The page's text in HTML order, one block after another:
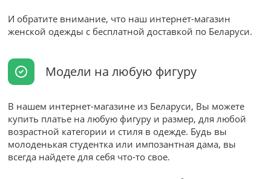
И обратите внимание, что наш интернет-магазин
женской одежды с бесплатной доставкой по Беларуси.
Модели на любую фигуру
В нашем интернет-магазине из Беларуси, Вы можете
купить платье на любую фигуру и размер, для любой
возрастной категории и стиля в одежде. Будь вы
молоденькая студентка или импозантная дама, вы
всегда найдете для себя что-то свое.